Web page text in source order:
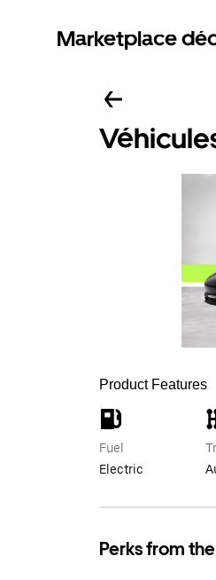
Marketplace
Product Features
Fuel
Electric
Perks from